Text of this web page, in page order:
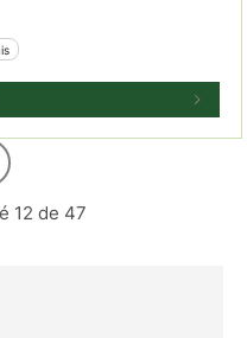
12 de 47